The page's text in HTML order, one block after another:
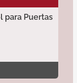
para Puertas